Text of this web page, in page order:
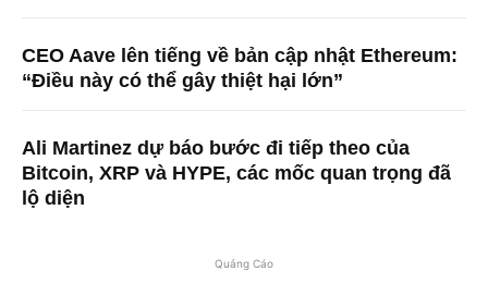
CEO Aave lên tiếng về bản cập nhật Ethereum:
“Điều này có thể gây thiệt hại lớn”
Ali Martinez dự báo bước đi tiếp theo của
Bitcoin, XRP và HYPE, các mốc quan trọng đã
lộ diện
Quảng Cáo